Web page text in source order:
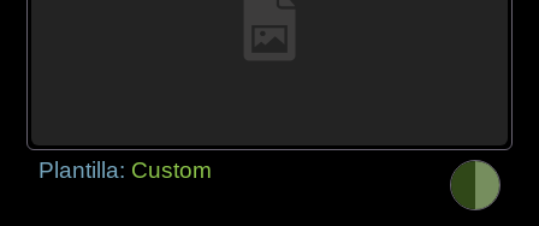
Plantilla: Custom